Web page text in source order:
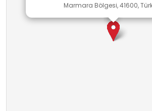
Marmara Bölgesi, 41600,